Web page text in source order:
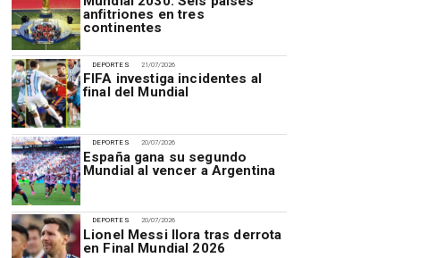
anfitriones en tres
continentes
21/07/2026
FIFA investiga incidentes al
final del Mundial
DEPORTES
20/07/2026
España gana su segundo
Mundial al vencer a Argentina
DEPORTES
20/07/2026
Lionel Messi llora tras derrota
en Final Mundial 2026
DEPORTES